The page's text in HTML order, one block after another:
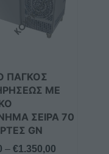
ΠΑΓΚΟΣ
ΜΕ
ΣΕΙΡΑ 70
GN
– €1.350,00Price